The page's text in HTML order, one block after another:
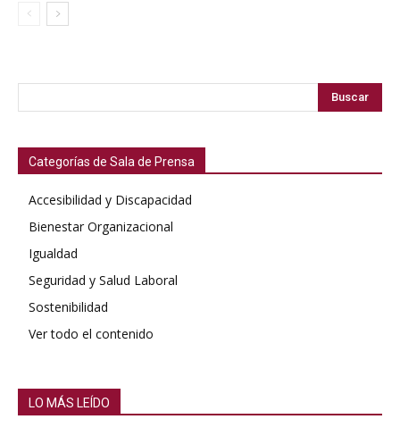
Buscar
Categorías de Sala de Prensa
Accesibilidad y Discapacidad
Bienestar Organizacional
Igualdad
Seguridad y Salud Laboral
Sostenibilidad
Ver todo el contenido
LO MÁS LEÍDO